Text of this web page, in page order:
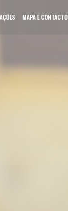
MAPA E CONTACTO